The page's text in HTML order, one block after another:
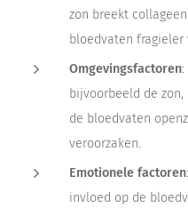
zon breekt
bloedvaten fragieler
Omgevingsfactoren
bijvoorbeeld de
de bloedvaten
veroorzaken.
Emotionele factoren
invloed op de